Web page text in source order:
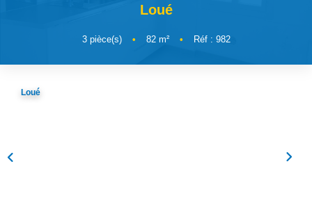
NOS SERVICES
Loué
3pièce(s) • 82m² • Réf : 982
Loué